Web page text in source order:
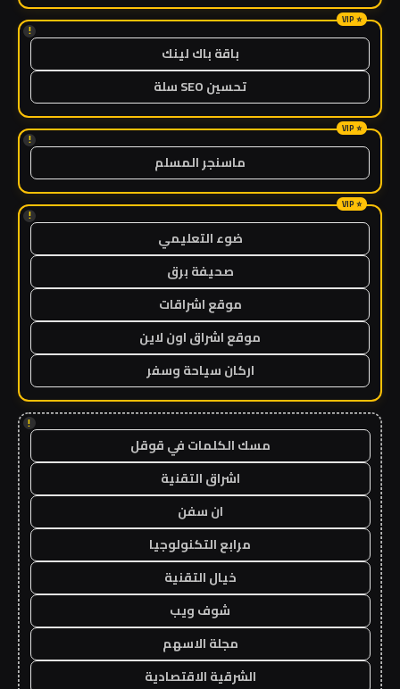
!
باقة باك لينك
تحسين SEO سلة
!
ماسنجر المسلم
!
ضوء التعليمي
صحيفة برق
موقع اشراقات
موقع اشراق اون لاين
اركان سياحة وسفر
!
مسك الكلمات في قوقل
اشراق التقنية
ان سفن
مرابع التكنولوجيا
خيال التقنية
شوف ويب
مجلة الاسهم
الشرقية الاقتصادية